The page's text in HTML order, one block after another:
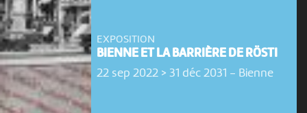
EXPOSITION
BIENNE ET LA BARRIÈRE DE RÖSTI
22 sep 2022 > 31 déc 2031 - Bienne